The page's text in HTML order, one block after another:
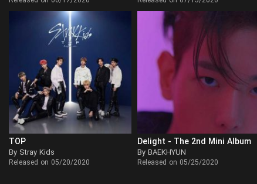
Delight - The 2nd Mini Album
By BAEKHYUN
Released on 05/25/2020
TOP
By Stray Kids
Released on 05/20/2020